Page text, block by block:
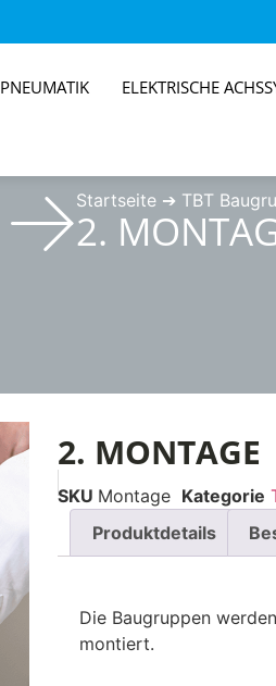
PNEUMATIK ELEKTRISCHE
Startseite➔ TBT
2.
2. MONTAGE
SKU Montage Kategorie
Produktdetails
Die Baugruppen
montiert.